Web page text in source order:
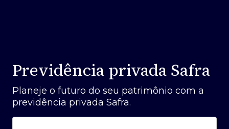
Previdência privada Safra
Planeje o futuro do seu patrimônio com a
previdência privada Safra.